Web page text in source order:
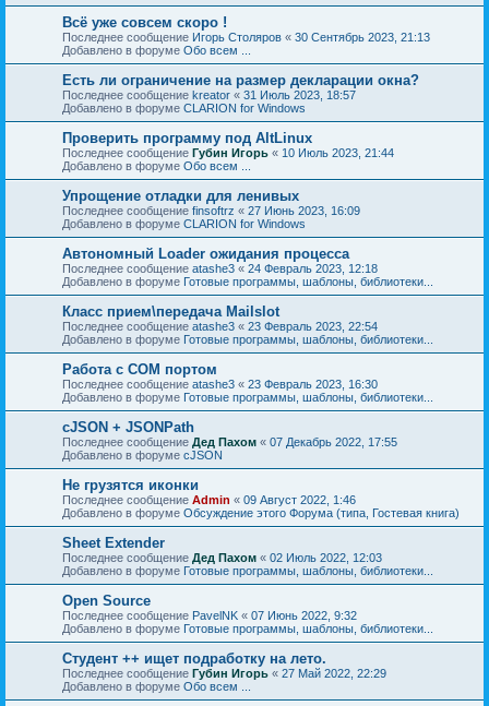
Всё уже совсем скоро !
Последнее сообщение Игорь Столяров « 30 Сентябрь 2023, 21:13
Добавлено в форуме Обо всем ...
Есть ли ограничение на размер декларации окна?
Последнее сообщение kreator « 31 Июль 2023, 18:57
Добавлено в форуме CLARION for Windows
Проверить программу под AltLinux
Последнее сообщение Губин Игорь « 10 Июль 2023, 21:44
Добавлено в форуме Обо всем ...
Упрощение отладки для ленивых
Последнее сообщение finsoftrz « 27 Июнь 2023, 16:09
Добавлено в форуме CLARION for Windows
Автономный Loader ожидания процесса
Последнее сообщение atashe3 « 24 Февраль 2023, 12:18
Добавлено в форуме Готовые программы, шаблоны, библиотеки...
Класс прием\передача Mailslot
Последнее сообщение atashe3 « 23 Февраль 2023, 22:54
Добавлено в форуме Готовые программы, шаблоны, библиотеки...
Работа с COM портом
Последнее сообщение atashe3 « 23 Февраль 2023, 16:30
Добавлено в форуме Готовые программы, шаблоны, библиотеки...
cJSON + JSONPath
Последнее сообщение Дед Пахом « 07 Декабрь 2022, 17:55
Добавлено в форуме cJSON
Не грузятся иконки
Последнее сообщение Admin « 09 Август 2022, 1:46
Добавлено в форуме Обсуждение этого Форума (типа, Гостевая книга)
Sheet Extender
Последнее сообщение Дед Пахом « 02 Июль 2022, 12:03
Добавлено в форуме Готовые программы, шаблоны, библиотеки...
Open Source
Последнее сообщение PavelNK « 07 Июнь 2022, 9:32
Добавлено в форуме Готовые программы, шаблоны, библиотеки...
Студент ++ ищет подработку на лето.
Последнее сообщение Губин Игорь « 27 Май 2022, 22:29
Добавлено в форуме Обо всем ...